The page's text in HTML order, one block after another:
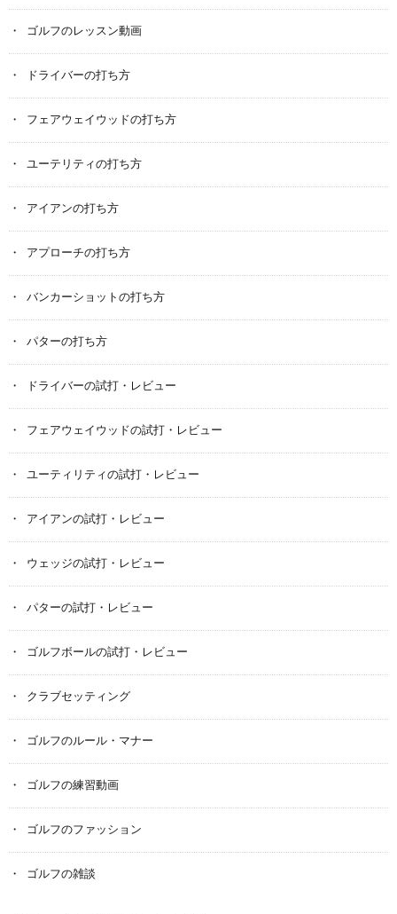
ゴルフのレッスン動画
ドライバーの打ち方
フェアウェイウッドの打ち方
ユーテリティの打ち方
アイアンの打ち方
アプローチの打ち方
バンカーショットの打ち方
パターの打ち方
ドライバーの試打・レビュー
フェアウェイウッドの試打・レビュー
ユーティリティの試打・レビュー
アイアンの試打・レビュー
ウェッジの試打・レビュー
パターの試打・レビュー
ゴルフボールの試打・レビュー
クラブセッティング
ゴルフのルール・マナー
ゴルフの練習動画
ゴルフのファッション
ゴルフの雑談